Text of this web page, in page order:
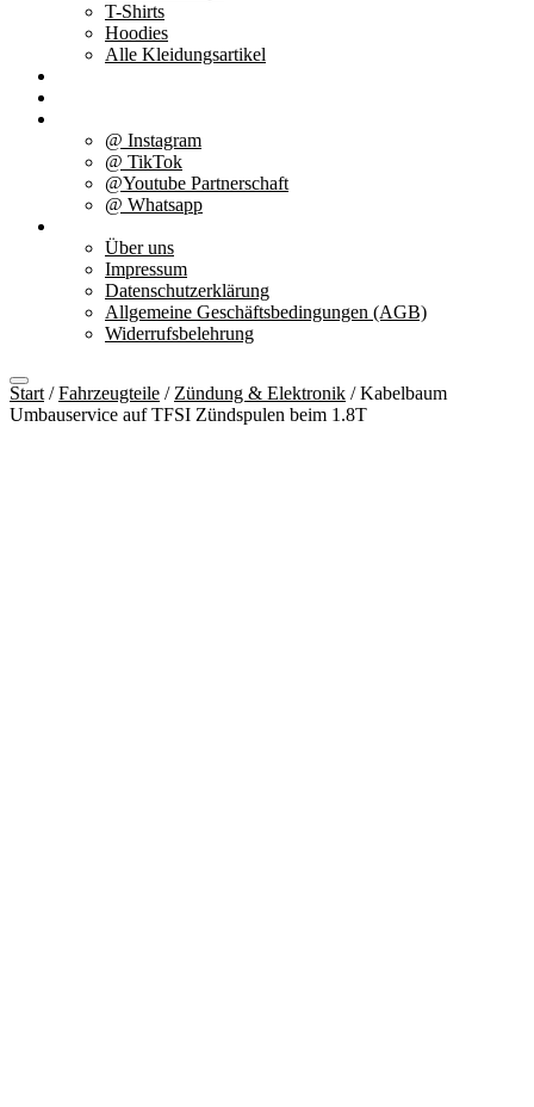
T-Shirts
Hoodies
Alle Kleidungsartikel
@ Instagram
@ TikTok
@Youtube Partnerschaft
@ Whatsapp
Über uns
Impressum
Datenschutzerklärung
Allgemeine Geschäftsbedingungen (AGB)
Widerrufsbelehrung
Start /Fahrzeugteile / Zündung & Elektronik / Kabelbaum
Umbauservice auf TFSI Zündspulen beim 1.8T